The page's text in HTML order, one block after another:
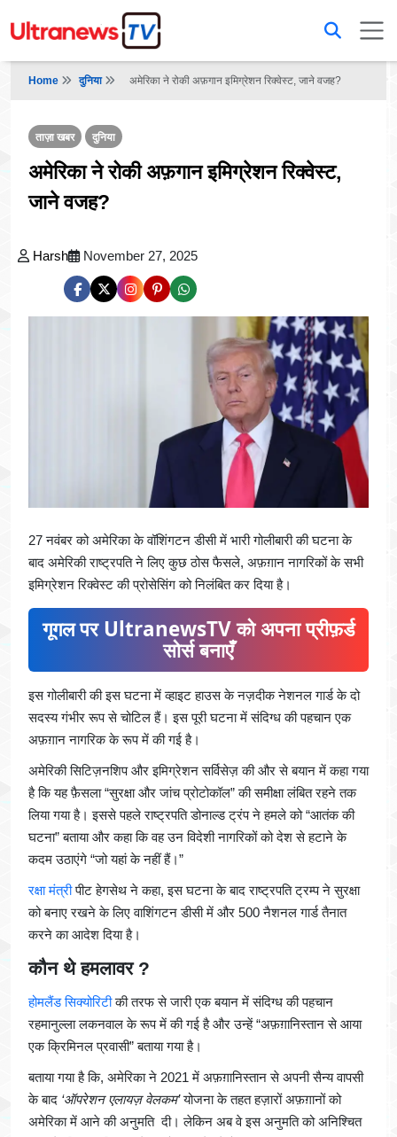
Home दुनिया अमेरिका ने रोकी अफ़गान इमिग्रेशन रिक्वेस्ट, जाने वजह?
ताज़ा खबर दुनिया
अमेरिका ने रोकी अफ़गान इमिग्रेशन रिक्वेस्ट,
जाने वजह?
Harsh November 27, 2025
27 नवंबर को अमेरिका के वॉशिंगटन डीसी में भारी गोलीबारी की घटना के
बाद अमेरिकी राष्ट्रपति ने लिए कुछ ठोस फैसले, अफ़ग़ान नागरिकों के सभी
इमिग्रेशन रिक्वेस्ट की प्रोसेसिंग को निलंबित कर दिया है।
गूगल पर UltranewsTV को अपना प्रीफ़र्ड
सोर्स बनाएँ
इस गोलीबारी की इस घटना में व्हाइट हाउस के नज़दीक नेशनल गार्ड के दो
सदस्य गंभीर रूप से चोटिल हैं। इस पूरी घटना में संदिग्ध की पहचान एक
अफ़ग़ान नागरिक के रूप में की गई है।
अमेरिकी सिटिज़नशिप और इमिग्रेशन सर्विसेज़ की और से बयान में कहा गया
है कि यह फ़ैसला “सुरक्षा और जांच प्रोटोकॉल” की समीक्षा लंबित रहने तक
लिया गया है। इससे पहले राष्ट्रपति डोनाल्ड ट्रंप ने हमले को “आतंक की
घटना” बताया और कहा कि वह उन विदेशी नागरिकों को देश से हटाने के
कदम उठाएंगे “जो यहां के नहीं हैं।”
रक्षा मंत्रीपीट हेगसेथ ने कहा, इस घटना के बाद राष्ट्रपति ट्रम्प ने सुरक्षा
को बनाए रखने के लिए वाशिंगटन डीसी में और 500 नैशनल गार्ड तैनात
करने का आदेश दिया है।
कौन थे हमलावर ?
होमलैंड सिक्योरिटीकी तरफ से जारी एक बयान में संदिग्ध की पहचान
रहमानुल्ला लकनवाल के रूप में की गई है और उन्हें “अफ़ग़ानिस्तान से आया
एक क्रिमिनल प्रवासी” बताया गया है।
बताया गया है कि, अमेरिका ने 2021 में अफ़ग़ानिस्तान से अपनी सैन्य वापसी
के बाद ‘ऑपरेशन एलायज़ वेलकम’योजना के तहत हज़ारों अफ़ग़ानों को
अमेरिका में आने की अनुमति दी। लेकिन अब वे इस अनुमति को अनिश्चित